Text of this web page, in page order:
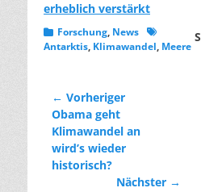
erheblich verstärkt
Kategorien
Forschung, News Schlagworte
Antarktis, Klimawandel, Meere
Beitragsnavigation
← Vorheriger
Vorheriger
Beitrag:
Obama geht
Klimawandel an
wird’s wieder
historisch?
Nächster →